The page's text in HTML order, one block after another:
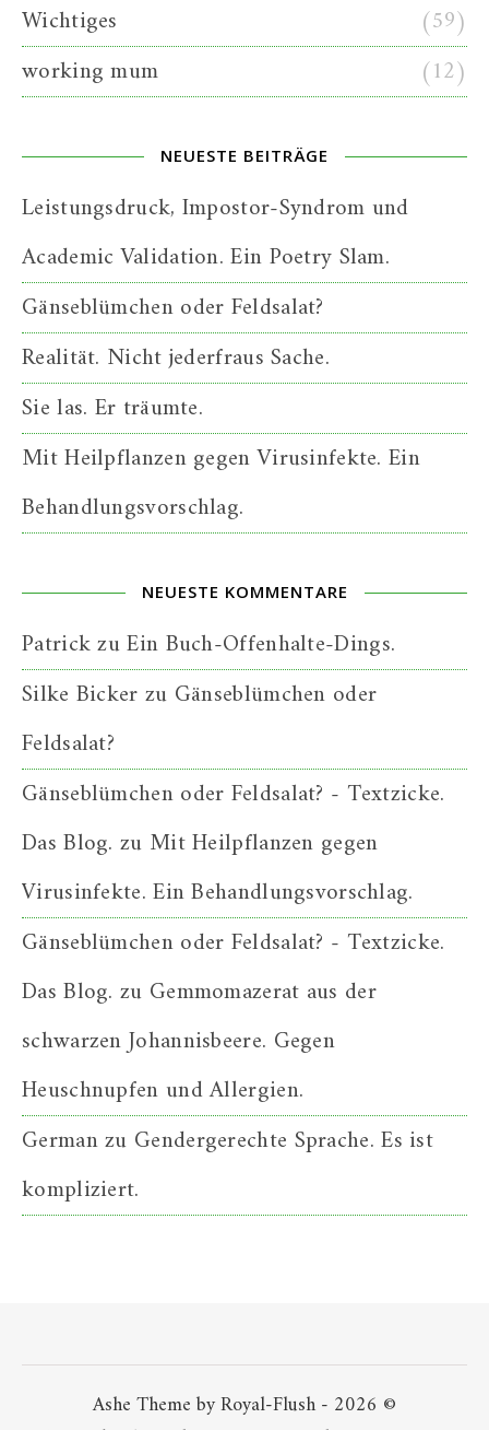
Wichtiges
(59)
working mum
(12)
NEUESTE BEITRÄGE
Leistungsdruck, Impostor-Syndrom und
Academic Validation. Ein Poetry Slam.
Gänseblümchen oder Feldsalat?
Realität. Nicht jederfraus Sache.
Sie las. Er träumte.
Mit Heilpflanzen gegen Virusinfekte. Ein
Behandlungsvorschlag.
NEUESTE KOMMENTARE
PatrickzuEin Buch-Offenhalte-Dings.
Silke Bickerzu Gänseblümchen oder
Feldsalat?
Gänseblümchen oder Feldsalat? - Textzicke.
Das Blog. zu Mit Heilpflanzen gegen
Virusinfekte. Ein Behandlungsvorschlag.
Gänseblümchen oder Feldsalat? - Textzicke.
Das Blog. zu Gemmomazerat aus der
schwarzen Johannisbeere. Gegen
Heuschnupfen und Allergien.
Germanzu Gendergerechte Sprache. Es ist
kompliziert.
Ashe Theme by Royal-Flush - 2026 ©